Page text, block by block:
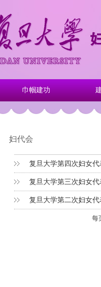
巾帼建功
妇代会
复旦大学第四次妇女代
复旦大学第三次妇女代
复旦大学第二次妇女代
每